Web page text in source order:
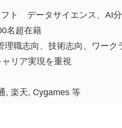
ト データサイエンス、AI
名超在籍
理職志向、技術志向、ワーク
リア実現を重視
, 楽天, Cygames 等